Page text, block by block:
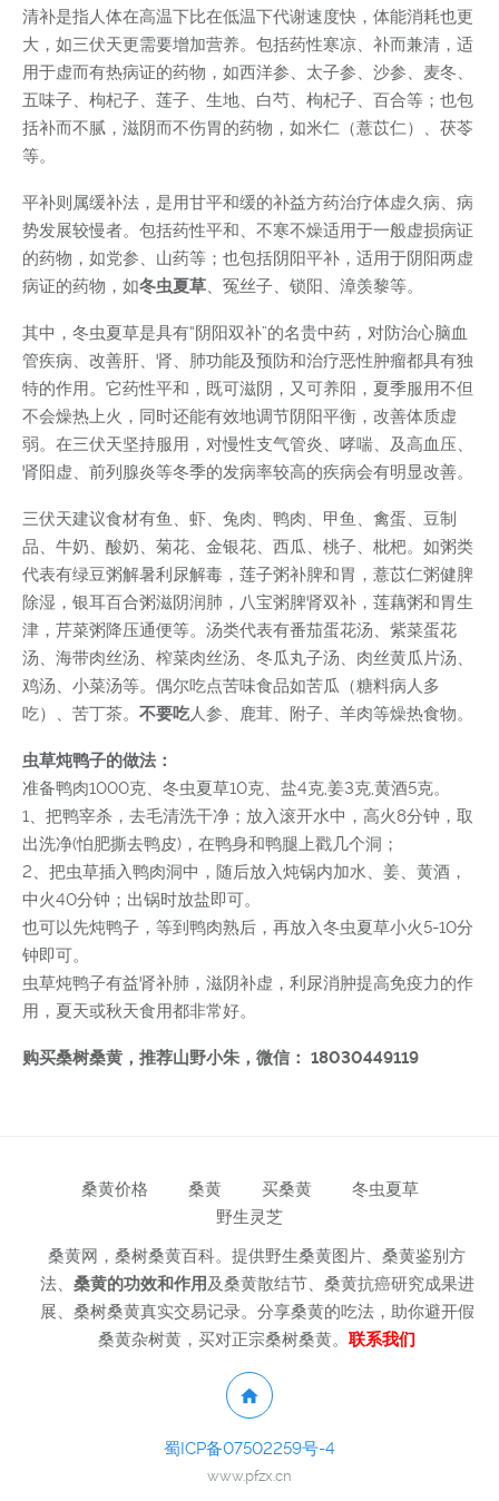
清补是指人体在高温下比在低温下代谢速度快，体能消耗也更
大，如三伏天更需要增加营养。包括药性寒凉、补而兼清，适
用于虚而有热病证的药物，如西洋参、太子参、沙参、麦冬、
五味子、枸杞子、莲子、生地、白芍、枸杞子、百合等；也包
括补而不腻，滋阴而不伤胃的药物，如米仁（薏苡仁）、茯苓
等。
平补则属缓补法，是用甘平和缓的补益方药治疗体虚久病、病
势发展较慢者。包括药性平和、不寒不燥适用于一般虚损病证
的药物，如党参、山药等；也包括阴阳平补，适用于阴阳两虚
病证的药物，如冬虫夏草、冤丝子、锁阳、漳羡黎等。
其中，冬虫夏草是具有“阴阳双补”的名贵中药，对防治心脑血
管疾病、改善肝、肾、肺功能及预防和治疗恶性肿瘤都具有独
特的作用。它药性平和，既可滋阴，又可养阳，夏季服用不但
不会燥热上火，同时还能有效地调节阴阳平衡，改善体质虚
弱。在三伏天坚持服用，对慢性支气管炎、哮喘、及高血压、
肾阳虚、前列腺炎等冬季的发病率较高的疾病会有明显改善。
三伏天建议食材有鱼、虾、兔肉、鸭肉、甲鱼、禽蛋、豆制
品、牛奶、酸奶、菊花、金银花、西瓜、桃子、枇杷。如粥类
代表有绿豆粥解暑利尿解毒，莲子粥补脾和胃，薏苡仁粥健脾
除湿，银耳百合粥滋阴润肺，八宝粥脾肾双补，莲藕粥和胃生
津，芹菜粥降压通便等。汤类代表有番茄蛋花汤、紫菜蛋花
汤、海带肉丝汤、榨菜肉丝汤、冬瓜丸子汤、肉丝黄瓜片汤、
鸡汤、小菜汤等。偶尔吃点苦味食品如苦瓜（糖料病人多
吃）、苦丁茶。 不要吃人参、鹿茸、附子、羊肉等燥热食物。
虫草炖鸭子的做法：
准备鸭肉1000克、冬虫夏草10克、盐4克,姜3克,黄酒5克。
1、把鸭宰杀，去毛清洗干净；放入滚开水中，高火8分钟，取
出洗净(怕肥撕去鸭皮)，在鸭身和鸭腿上戳几个洞；
2、把虫草插入鸭肉洞中，随后放入炖锅内加水、姜、黄酒，
中火40分钟；出锅时放盐即可。
也可以先炖鸭子，等到鸭肉熟后，再放入冬虫夏草小火5-10分
钟即可。
虫草炖鸭子有益肾补肺，滋阴补虚，利尿消肿提高免疫力的作
用，夏天或秋天食用都非常好。
购买桑树桑黄，推荐山野小朱，微信： 18030449119
桑黄价格 桑黄 买桑黄
冬虫夏草
野生灵芝
桑黄网，桑树桑黄百科。提供野生桑黄图片、桑黄鉴别方
法、 桑黄的功效和作用及桑黄散结节、桑黄抗癌研究成果进
展、桑树桑黄真实交易记录。分享桑黄的吃法，助你避开假
桑黄杂树黄，买对正宗桑树桑黄。 联系我们
蜀ICP备07502259号-4
www.pfzx.cn